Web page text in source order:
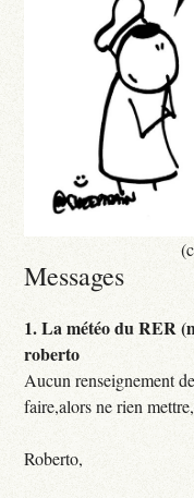
Messages
1.La météo du RER
roberto
Aucun renseignement
faire,alors ne rien
Roberto,